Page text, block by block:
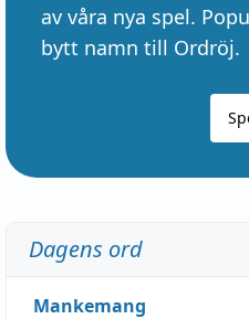
av våra nya spel.
bytt namn till Ordröj.
Dagens ord
Mankemang